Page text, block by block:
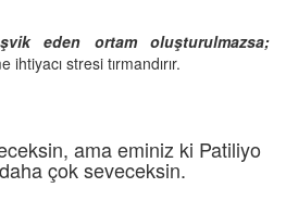
eden ortam oluşturulmazsa;
stresi tırmandırır.
ama eminiz ki Patiliyo
çok seveceksin.